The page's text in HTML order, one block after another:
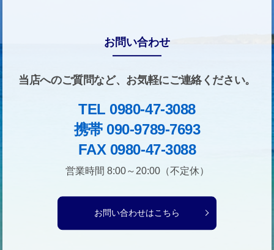
お問い合わせ
当店へのご質問など、お気軽にご連絡ください。
TEL 0980-47-3088
携帯 090-9789-7693
FAX 0980-47-3088
営業時間 8:00～20:00（不定休）
お問い合わせはこちら